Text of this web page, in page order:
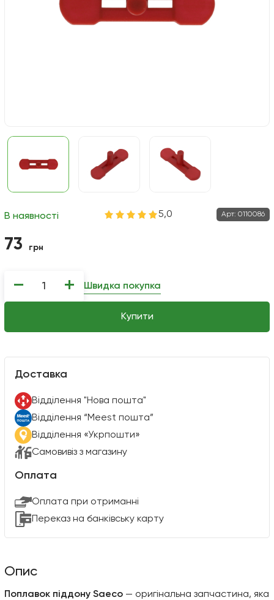
В наявності 5,0 Арт: 0110086
73 грн
− +
Купити
Швидка покупка
Доставка
Вiддiлення "Нова пошта"
Вiддiлення “Meest пошта”
Відділення «Укрпошти»
Самовивіз з магазину
Оплата
Оплата при отриманні
Переказ на банківську карту
Опис
Поплавок піддону Saeco — оригінальна запчастина, яка